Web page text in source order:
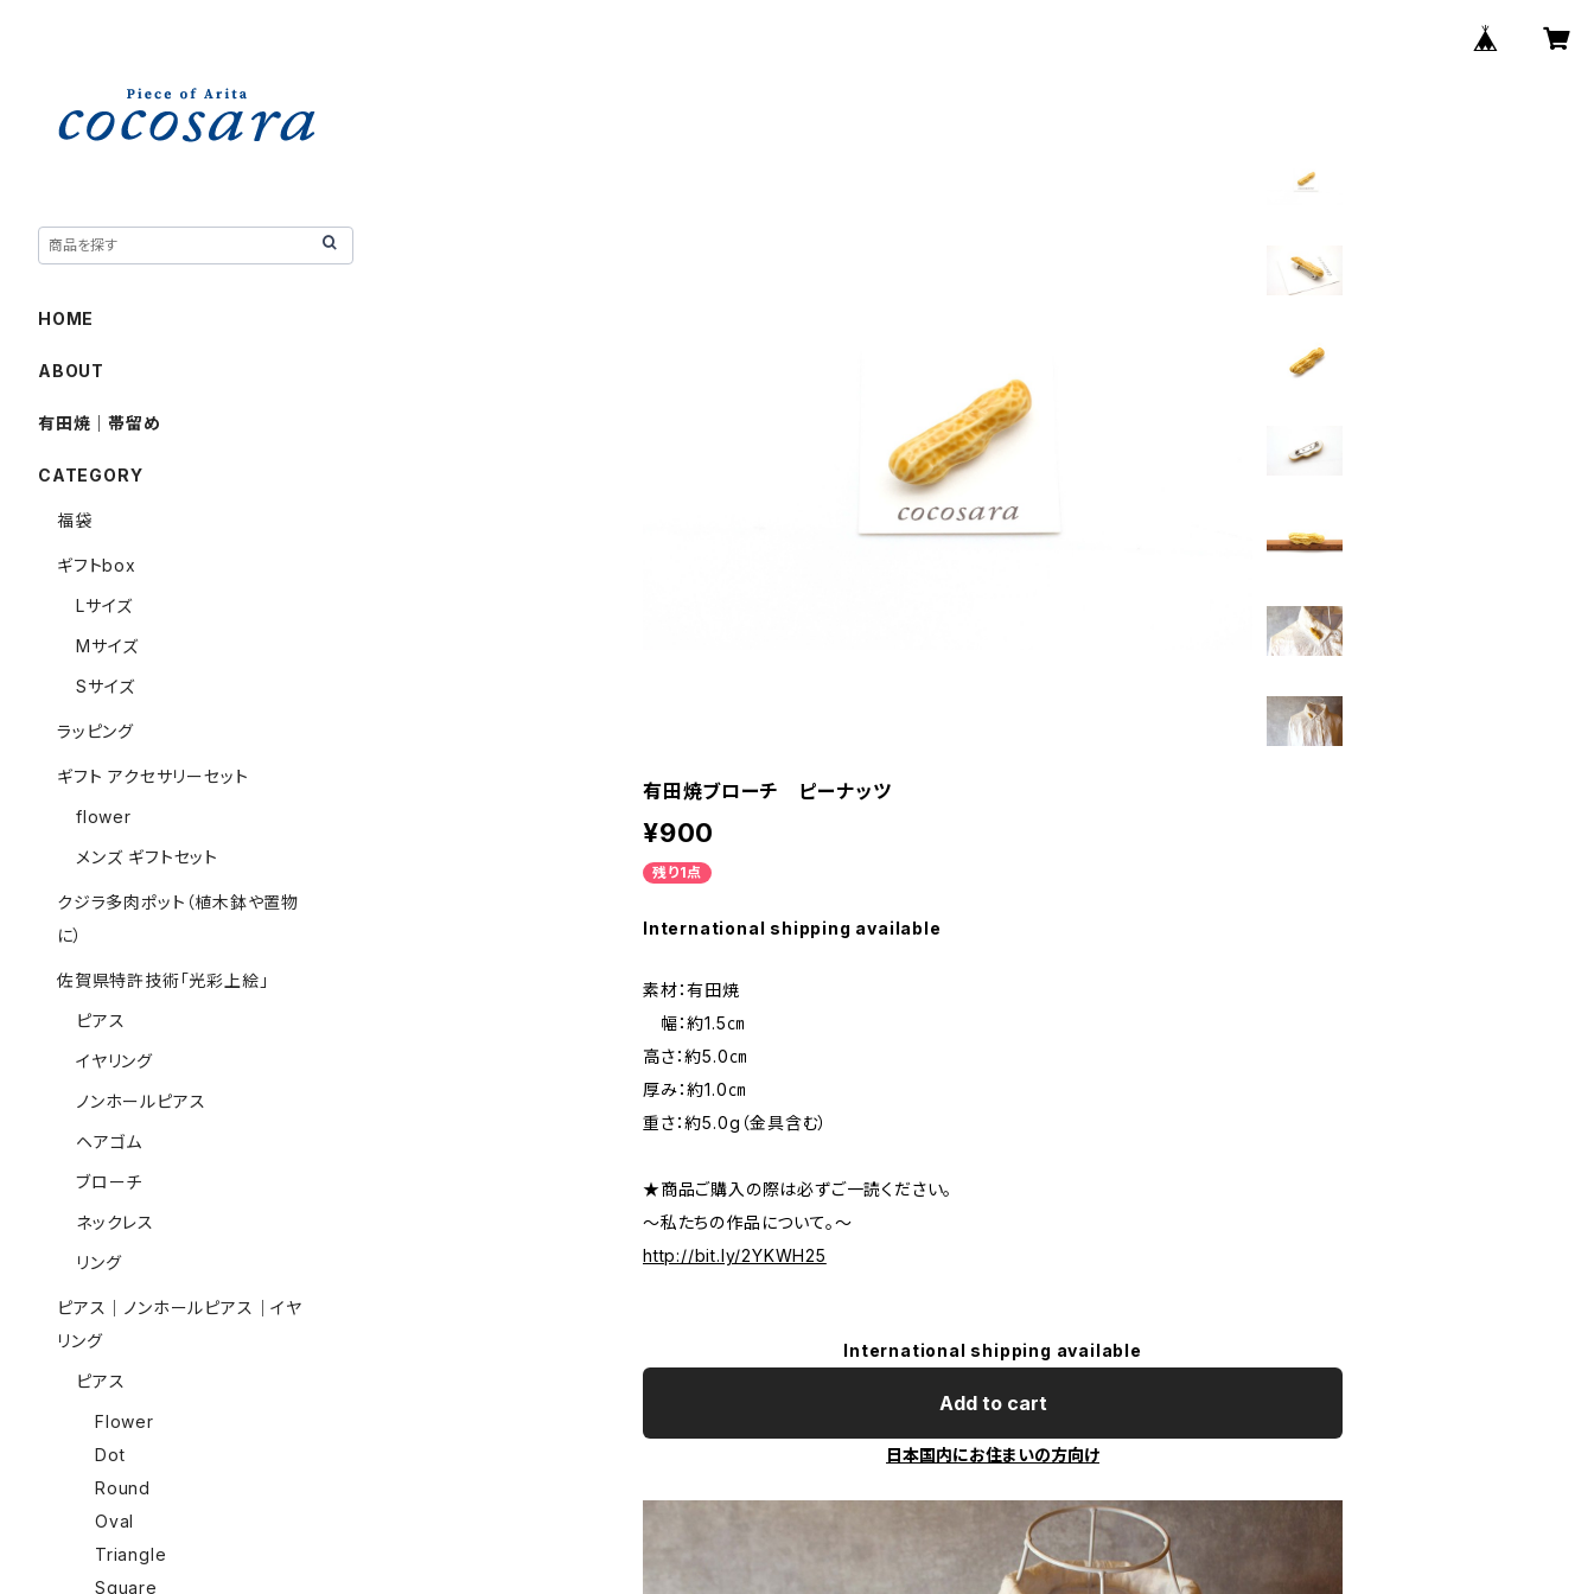
有田焼ブローチ ピーナッツ
¥900
残り1点
International shipping available
素材：有田焼
幅：約1.5㎝
高さ：約5.0㎝
厚み：約1.0㎝
重さ：約5.0g（金具含む）
★商品ご購入の際は必ずご一読ください。
～私たちの作品について。～
http://bit.ly/2YKWH25
International shipping available
Add to cart
日本国内にお住まいの方向け
HOME
ABOUT
有田焼｜帯留め
CATEGORY
福袋
ギフトbox
Lサイズ
Mサイズ
Sサイズ
ラッピング
ギフト アクセサリーセット
flower
メンズ ギフトセット
クジラ多肉ポット（植木鉢や置物
に）
佐賀県特許技術「光彩上絵」
ピアス
イヤリング
ノンホールピアス
ヘアゴム
ブローチ
ネックレス
リング
ピアス｜ノンホールピアス｜イヤ
リング
ピアス
Flower
Dot
Round
Oval
Triangle
Square